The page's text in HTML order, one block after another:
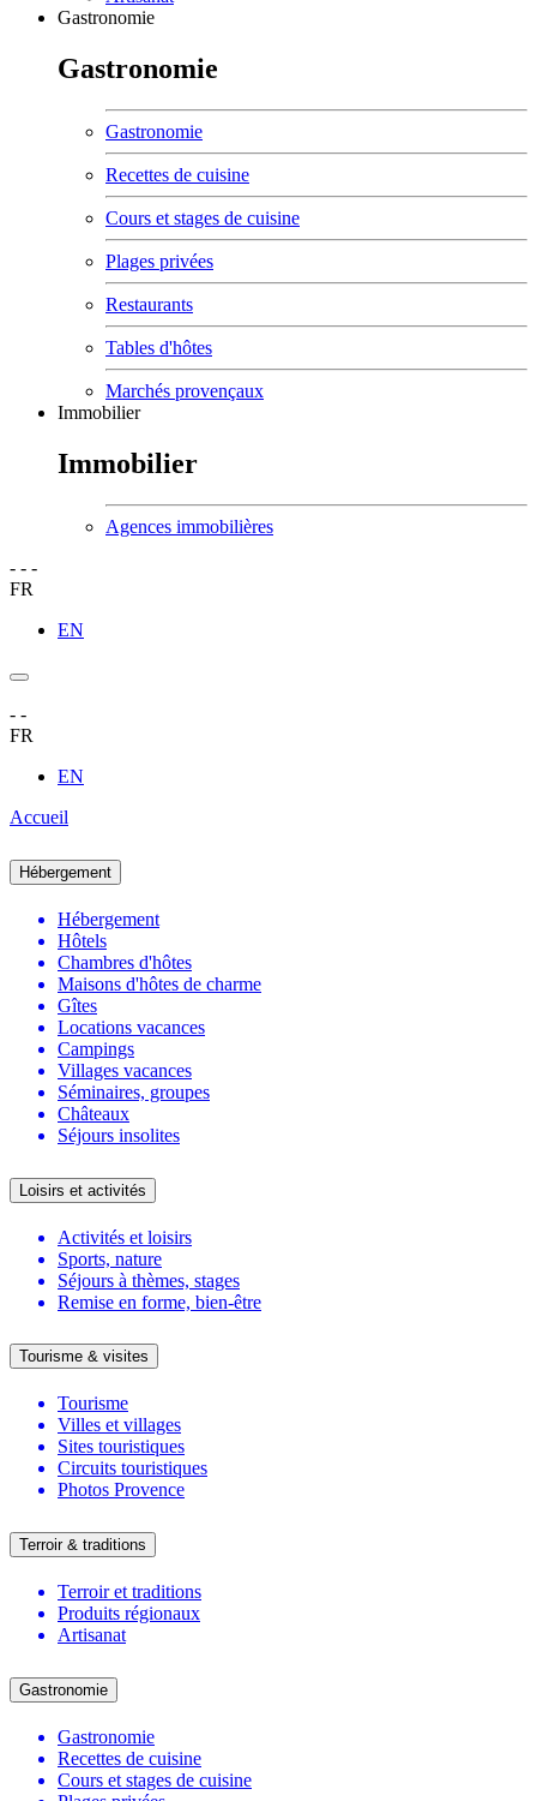
Gastronomie
Gastronomie
Gastronomie
Recettes de cuisine
Cours et stages de cuisine
Plages privées
Restaurants
Tables d'hôtes
Marchés provençaux
Immobilier
Immobilier
Agences immobilières
- - -
FR
EN
- -
FR
EN
Accueil
Hébergement
Hébergement
Hôtels
Chambres d'hôtes
Maisons d'hôtes de charme
Gîtes
Locations vacances
Campings
Villages vacances
Séminaires, groupes
Châteaux
Séjours insolites
Loisirs et activités
Activités et loisirs
Sports, nature
Séjours à thèmes, stages
Remise en forme, bien-être
Tourisme & visites
Tourisme
Villes et villages
Sites touristiques
Circuits touristiques
Photos Provence
Terroir & traditions
Terroir et traditions
Produits régionaux
Artisanat
Gastronomie
Gastronomie
Recettes de cuisine
Cours et stages de cuisine